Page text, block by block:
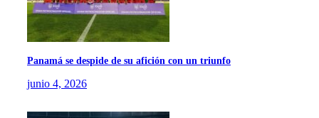
Panamá se despide de su afición con un triunfo
junio 4, 2026